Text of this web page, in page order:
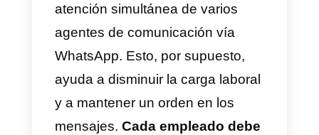
que luego se hagan las
modificaciones pertinentes,
según se vea el rendimiento.
Otra ventaja es queel agente